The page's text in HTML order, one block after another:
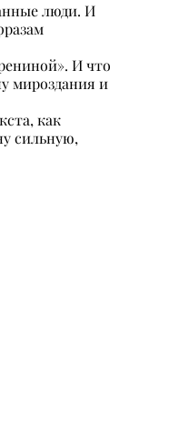
люди. И
И что
мироздания и
как
сильную,